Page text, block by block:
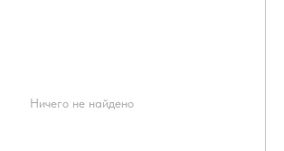
Ничего не найдено